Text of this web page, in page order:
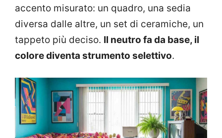
accento misurato: un quadro, una sedia
diversa dalle altre, un set di ceramiche, un
tappeto più deciso. Il neutro fa da base, il
colore diventa strumento selettivo.